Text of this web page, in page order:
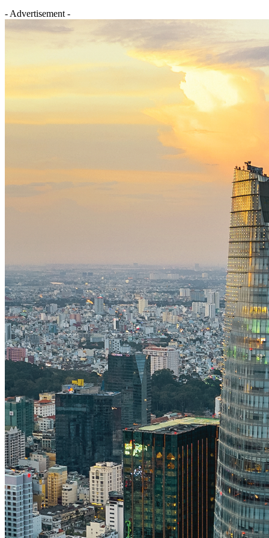
- Advertisement -